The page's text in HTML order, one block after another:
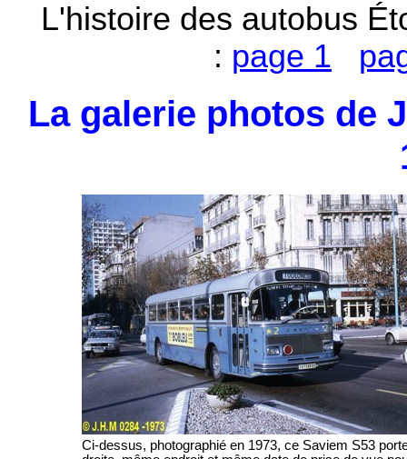
L'histoire des autobus
: page 1
La galerie photos de
Ci-dessus, photographié en 1973, ce Saviem S53